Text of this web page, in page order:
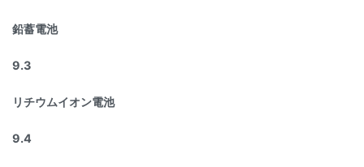
鉛蓄電池
9.3
リチウムイオン電池
9.4